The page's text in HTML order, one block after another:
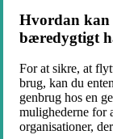
Hvordan kan
bæredygtigt
For at sikre, at
brug, kan du
genbrug hos en
mulighederne for
organisationer,